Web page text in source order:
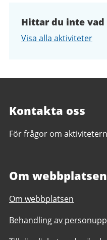
Hittar du inte
Visa alla aktiviteter
Kontakta oss
För frågor om
Om webbplatsen
Om webbplatsen
Behandling av